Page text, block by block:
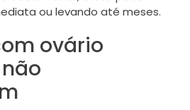
ou levando até meses.
ovário